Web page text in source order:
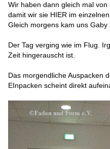
Wir haben dann gleich mal
damit wir sie HIER im
Gleich morgens kam uns Gaby
Der Tag verging wie im Flug.
Zeit hingerauscht ist.
Das morgendliche Auspacken
EInpacken scheint direkt